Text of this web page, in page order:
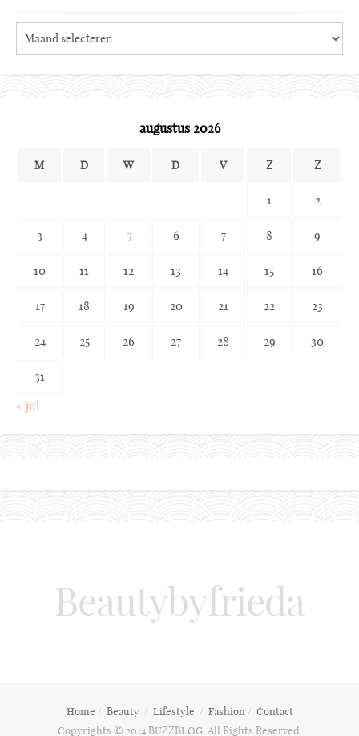
the
augustus 2026
M D W D V Z Z
1 2
3 4 5 6 7 8 9
10 11 12 13 14 15 16
17 18 19 20 21 22 23
24 25 26 27 28 29 30
31
« jul
Beautybyfrieda
Home Beauty Lifestyle Fashion
Contact
Copyrights © 2014 BUZZBLOG. All Rights Reserved.